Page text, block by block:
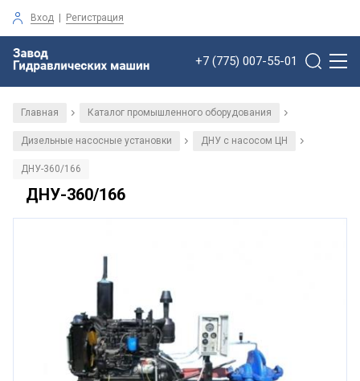
Вход | Регистрация
+7 (775) 007-55-01
Главная / Каталог промышленного оборудования /
Дизельные насосные установки / ДНУ с насосом ЦН /
ДНУ-360/166
ДНУ-360/166